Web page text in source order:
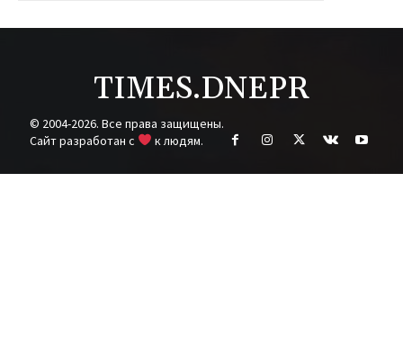
TIMES.DNEPR
© 2004-2026. Все права защищены.
Cайт разработан с
к людям.